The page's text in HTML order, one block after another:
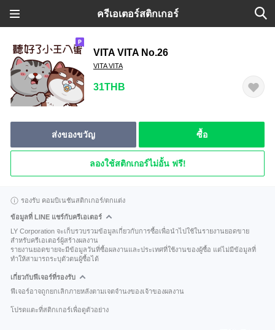
ครีเอเตอร์สติกเกอร์
VITA VITA No.26
VITA VITA
31THB
ส่งของขวัญ ซื้อ
ลองใช้สติกเกอร์ไม่อั้น ฟรี!
รองรับ คอมบิเนชันสติกเกอร์/ตกแต่ง
ข้อมูลที่ LINE แชร์กับครีเอเตอร์
LY Corporation จะเก็บรวบรวมข้อมูลเกี่ยวกับการซื้อเพื่อนำไปใช้ในรายงานยอดขาย
สำหรับครีเอเตอร์ผู้สร้างผลงาน
รายงานยอดขายจะมีข้อมูลวันที่ซื้อผลงานและประเทศที่ใช้งานของผู้ซื้อ แต่ไม่มีข้อมูลที่
ทำให้สามารถระบุตัวตนผู้ซื้อได้
เกี่ยวกับฟีเจอร์ที่รองรับ
ฟีเจอร์อาจถูกยกเลิกภายหลังตามเจตจำนงของเจ้าของผลงาน
โปรดแตะที่สติกเกอร์เพื่อดูตัวอย่าง